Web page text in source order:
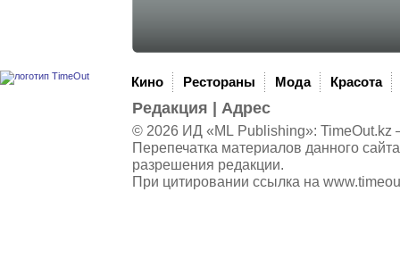
Кино Рестораны Мода Красота
Редакция Адрес
© 2026 ИД «ML Publishing»: TimeOut.kz
Перепечатка материалов данного
разрешения редакции.
При цитировании ссылка на